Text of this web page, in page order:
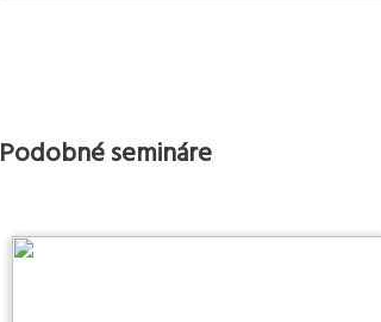
Podobné semináre